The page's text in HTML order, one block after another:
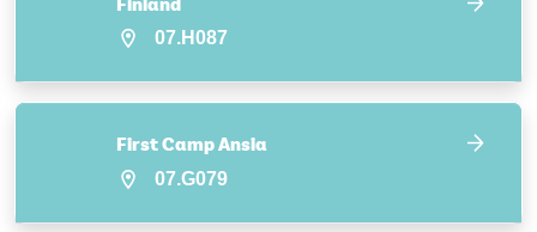
07.H087
First Camp Ansia
07.G079